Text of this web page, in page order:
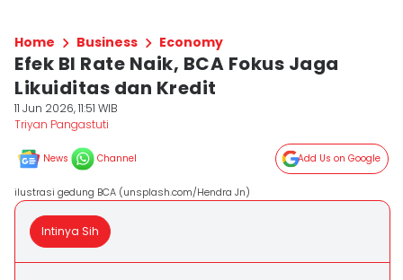
Home Business Economy
Efek BI Rate Naik, BCA Fokus Jaga
Likuiditas dan Kredit
11 Jun 2026, 11:51 WIB
Triyan Pangastuti
News Channel Add Us on Google
ilustrasi gedung BCA (unsplash.com/Hendra Jn)
Intinya Sih